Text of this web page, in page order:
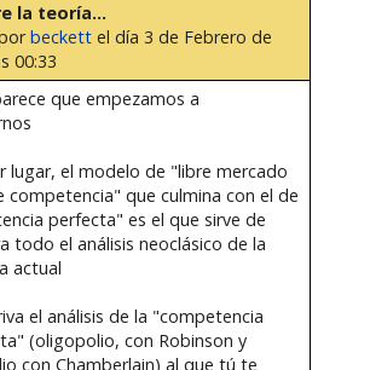
la teoría...
beckettel día 3 de Febrero de
00:33
que empezamos a
lugar, el modelo de "libre mercado
competencia" que culmina con el de
perfecta" es el que sirve de
todo el análisis neoclásico de la
actual
el análisis de la "competencia
(oligopolio, con Robinson y
con Chamberlain) al que tú te